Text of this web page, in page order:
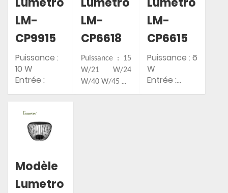
LM-
CP9915
Puissance :
10 W
Entrée :
AC85-265V
protection IP
: IP65
LM-
CP6618
Puissance : 15
W/21 W/24
W/40 W/45 W
Entrée : AC85-
LM-
CP6615
Puissance : 6
W
Entrée :
AC85-265V
Modèle
Lumetro